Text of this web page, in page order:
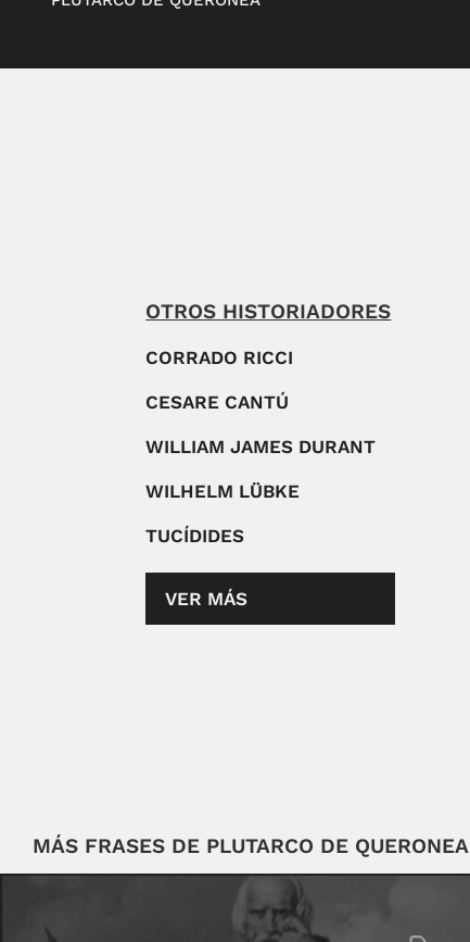
OTROS HISTORIADORES
CORRADO RICCI
CESARE CANTÚ
WILLIAM JAMES DURANT
WILHELM LÜBKE
TUCÍDIDES
VER MÁS
MÁS FRASES DE PLUTARCO DE QUERONEA